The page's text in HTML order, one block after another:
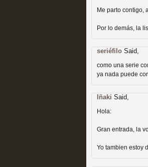
Recomendación de
Me parto contigo,
Por lo demás, la
seriéfilo Said,
como una serie
ya nada puede
Iñaki Said,
Hola:
Gran entrada, la
Yo tambien estoy